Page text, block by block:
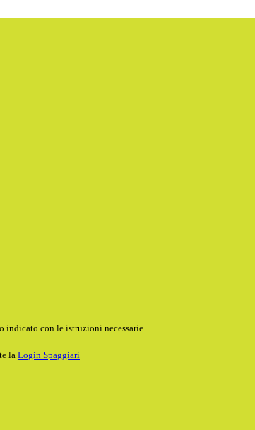
indicato con le istruzioni necessarie.
la Login Spaggiari